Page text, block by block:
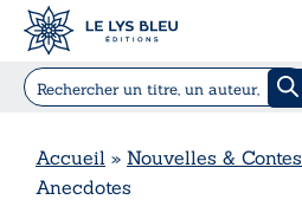
Accueil » Nouvelles & Contes
Anecdotes